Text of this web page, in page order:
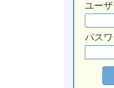
ユー
パスワ